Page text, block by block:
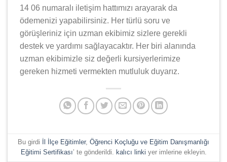
14 06 numaralı iletişim hattımızı arayarak da
ödemenizi yapabilirsiniz. Her türlü soru ve
görüşleriniz için uzman ekibimiz sizlere gerekli
destek ve yardımı sağlayacaktır. Her biri alanında
uzman ekibimizle siz değerli kursiyerlerimize
gereken hizmeti vermekten mutluluk duyarız.
Bu girdi İl İlçe Eğitimler, Öğrenci Koçluğu ve Eğitim Danışmanlığı
Eğitimi Sertifikası’ te gönderildi. kalıcı linki yer imlerine ekleyin.